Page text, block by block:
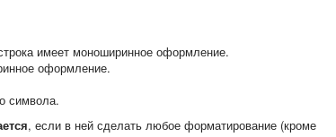
имеет моноширинное оформление.
оформление.
символа.
, если в ней сделать любое форматирование (кроме